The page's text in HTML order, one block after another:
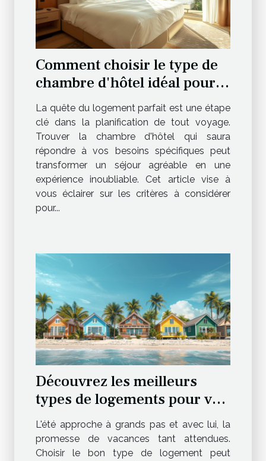
Comment choisir le type de
chambre d'hôtel idéal pour
votre séjour
La quête du logement parfait est une étape
clé dans la planification de tout voyage.
Trouver la chambre d'hôtel qui saura
répondre à vos besoins spécifiques peut
transformer un séjour agréable en une
expérience inoubliable. Cet article vise à
vous éclairer sur les critères à considérer
pour...
Découvrez les meilleurs
types de logements pour vos
vacances d'été
L'été approche à grands pas et avec lui, la
promesse de vacances tant attendues.
Choisir le bon type de logement peut